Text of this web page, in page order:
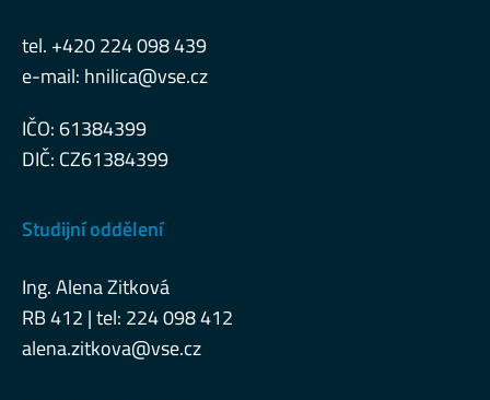
tel. +420 224 098 439
e-mail: hnilica@vse.cz
IČO: 61384399
DIČ: CZ61384399
Studijní oddělení
Ing. Alena Zitková
RB 412 | tel: 224 098 412
alena.zitkova@vse.cz